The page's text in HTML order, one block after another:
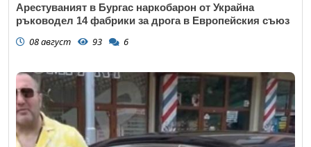
Арестуваният в Бургас наркобарон от Украйна
ръководел 14 фабрики за дрога в Европейския съюз
08 август 93 6